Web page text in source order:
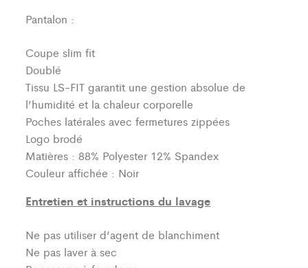
Pantalon :
Coupe slim fit
Doublé
Tissu LS-FIT garantit une gestion absolue de
l’humidité et la chaleur corporelle
Poches latérales avec fermetures zippées
Logo brodé
Matières : 88% Polyester 12% Spandex
Couleur affichée : Noir
Entretien et instructions du lavage
Ne pas utiliser d’agent de blanchiment
Ne pas laver à sec